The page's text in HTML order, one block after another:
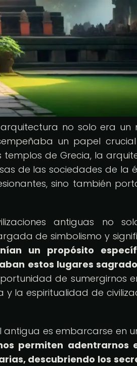
no solo era un
un papel
templos de Grecia, la
de las sociedades de la
sino también
antiguas no
de simbolismo y
un propósito
estos lugares
de sumergirnos
la espiritualidad de
es embarcarse en
permiten adentrarnos
descubriendo los